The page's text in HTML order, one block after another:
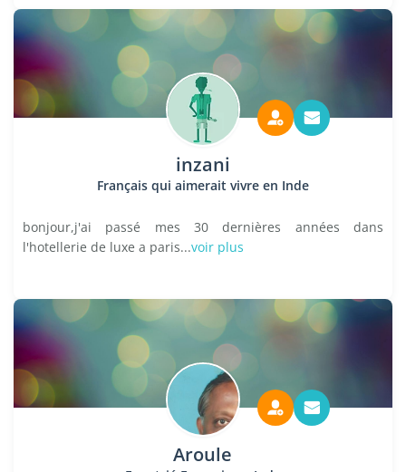
inzani
Français qui aimerait vivre en Inde
bonjour,j'ai passé mes 30 dernières années dans
l'hotellerie de luxe a paris...voir plus
Aroule